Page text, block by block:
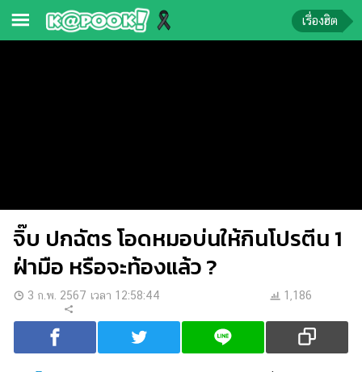
ตรวจ
หวย
บอล
สด
เรื่องฮิต
จิ๊บ ปกฉัตร โอดหมอบ่นให้กินโปรตีน 1
ฝ่ามือ หรือจะท้องแล้ว ?
3 ก.พ. 2567 เวลา 12:58:44 1,186